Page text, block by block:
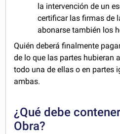
la intervención de un
certificar las firmas de
abonarse también los
Quién deberá finalmente
de lo que las partes hubieran
todo una de ellas o en partes
ambas.
¿Qué debe
Obra?